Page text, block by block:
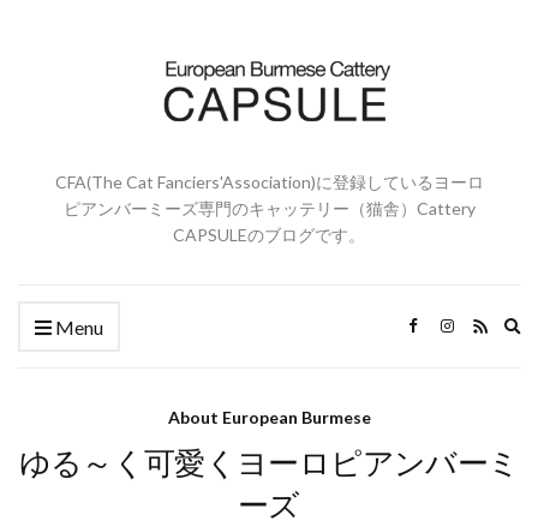
CFA(The Cat Fanciers'Association)に登録しているヨーロ
ピアンバーミーズ専門のキャッテリー（猫舎）Cattery
CAPSULEのブログです。
Menu
About European Burmese
ゆる～く可愛くヨーロピアンバーミ
ーズ